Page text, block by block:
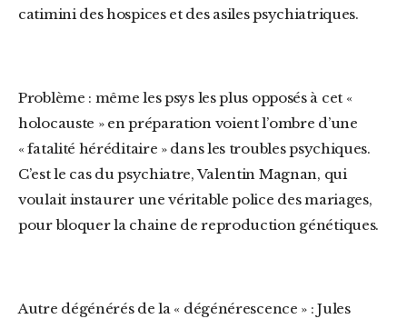
catimini des hospices et des asiles psychiatriques.
Problème : même les psys les plus opposés à cet «
holocauste » en préparation voient l’ombre d’une
« fatalité héréditaire » dans les troubles psychiques.
C’est le cas du psychiatre, Valentin Magnan, qui
voulait instaurer une véritable police des mariages,
pour bloquer la chaine de reproduction génétiques.
Autre dégénérés de la « dégénérescence » : Jules